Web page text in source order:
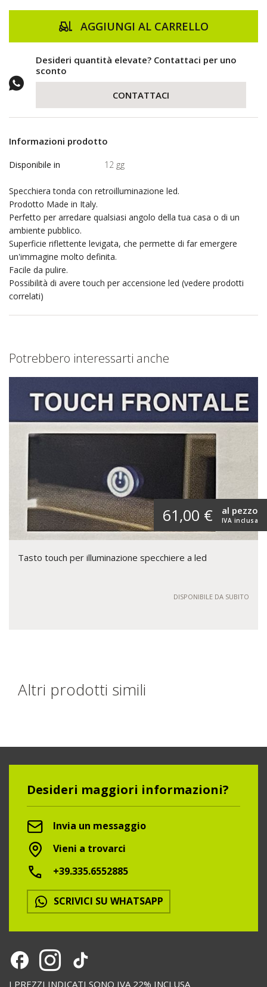
AGGIUNGI AL CARRELLO
Desideri quantità elevate? Contattaci per uno
sconto
CONTATTACI
Informazioni prodotto
Disponibile in 12 gg
Specchiera tonda con retroilluminazione led.
Prodotto Made in Italy.
Perfetto per arredare qualsiasi angolo della tua casa o di un
ambiente pubblico.
Superficie riflettente levigata, che permette di far emergere
un'immagine molto definita.
Facile da pulire.
Possibilità di avere touch per accensione led (vedere prodotti
correlati)
Potrebbero interessarti anche
61,00 € IVA inclusa
al pezzo
Tasto touch per illuminazione specchiere a led
DISPONIBILE DA SUBITO
Altri prodotti simili
Desideri maggiori informazioni?
Invia un messaggio
Vieni a trovarci
+39.335.6552885
SCRIVICI SU WHATSAPP
I PREZZI INDICATI SONO IVA 22% INCLUSA